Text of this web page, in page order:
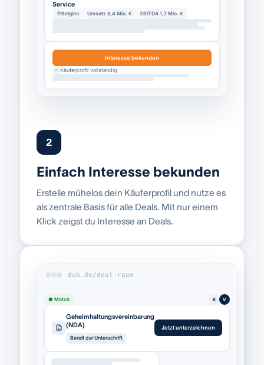
Service
Belgien Umsatz 8,4 Mio. € EBITDA 1,7 Mio. €
Interesse bekunden
Käuferprofil vollständig
2
Einfach Interesse bekunden
Erstelle mühelos dein Käuferprofil und nutze es
als zentrale Basis für alle Deals. Mit nur einem
Klick zeigst du Interesse an Deals.
dub.de/deal-raum
● Match K V
Geheimhaltungsvereinbarung
(NDA)
Bereit zur Unterschrift
Jetzt unterzeichnen